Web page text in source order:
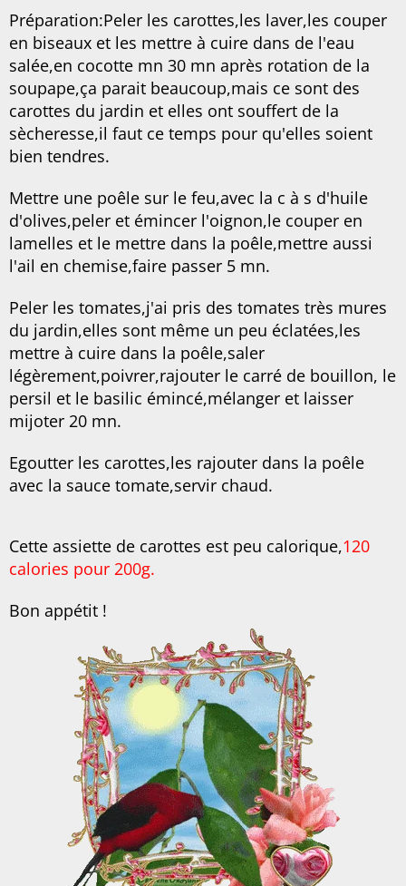
Préparation:Peler les carottes,les laver,les couper
en biseaux et les mettre à cuire dans de l'eau
salée,en cocotte mn 30 mn après rotation de la
soupape,ça parait beaucoup,mais ce sont des
carottes du jardin et elles ont souffert de la
sècheresse,il faut ce temps pour qu'elles soient
bien tendres.
Mettre une poêle sur le feu,avec la c à s d'huile
d'olives,peler et émincer l'oignon,le couper en
lamelles et le mettre dans la poêle,mettre aussi
l'ail en chemise,faire passer 5 mn.
Peler les tomates,j'ai pris des tomates très mures
du jardin,elles sont même un peu éclatées,les
mettre à cuire dans la poêle,saler
légèrement,poivrer,rajouter le carré de bouillon, le
persil et le basilic émincé,mélanger et laisser
mijoter 20 mn.
Egoutter les carottes,les rajouter dans la poêle
avec la sauce tomate,servir chaud.
Cette assiette de carottes est peu calorique,120
calories pour 200g.
Bon appétit !